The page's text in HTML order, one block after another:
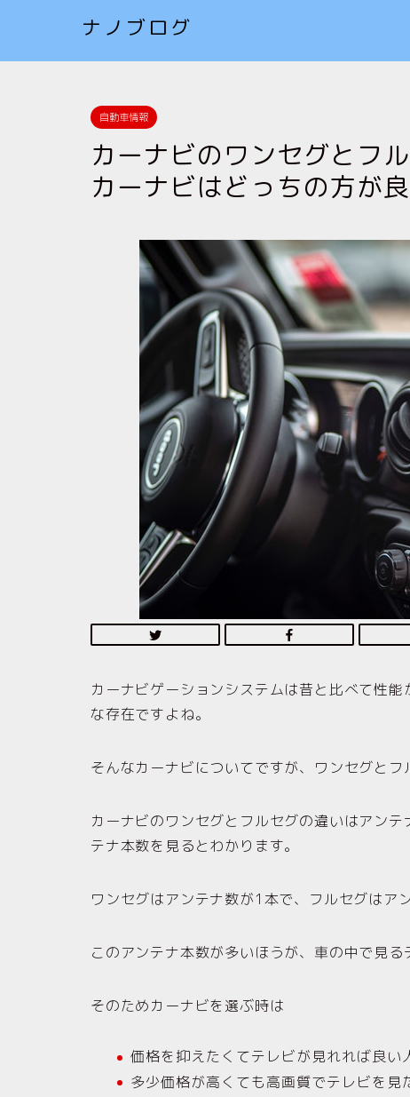
ナノブログ
自動車情報
カーナビのワンセグとフ
カーナビはどっちの方が
カーナビゲーションシステムは昔と比べて性
な存在ですよね。
そんなカーナビについてですが、ワンセグと
カーナビのワンセグとフルセグの違いはアン
テナ本数を見るとわかります。
ワンセグはアンテナ数が1本で、フルセグはア
このアンテナ本数が多いほうが、車の中で見る
そのためカーナビを選ぶ時は
価格を抑えたくてテレビが見れれば良い
多少価格が高くても高画質でテレビを見